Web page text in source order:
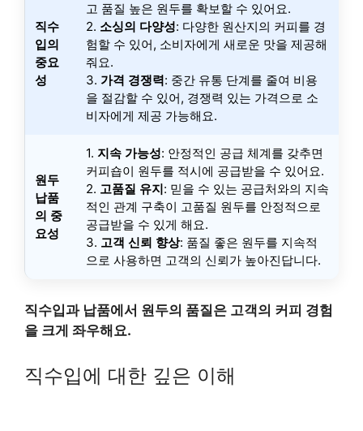
직수
입의
중요
성
고 품질 높은 원두를 확보할 수 있어요.
2. 소싱의 다양성: 다양한 원산지의 커피를 경
험할 수 있어, 소비자에게 새로운 맛을 제공해
줘요.
3. 가격 경쟁력: 중간 유통 단계를 줄여 비용
을 절감할 수 있어, 경쟁력 있는 가격으로 소
비자에게 제공 가능해요.
원두
납품
의 중
요성
1. 지속 가능성: 안정적인 공급 체계를 갖추면
커피숍이 원두를 적시에 공급받을 수 있어요.
2. 고품질 유지: 믿을 수 있는 공급처와의 지속
적인 관계 구축이 고품질 원두를 안정적으로
공급받을 수 있게 해요.
3. 고객 신뢰 향상: 품질 좋은 원두를 지속적
으로 사용하면 고객의 신뢰가 높아진답니다.
직수입과 납품에서 원두의 품질은 고객의 커피 경험
을 크게 좌우해요.
직수입에 대한 깊은 이해